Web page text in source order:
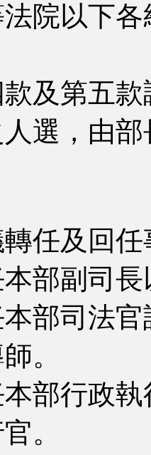
院以下
第五款
選，由
及回任
副司長
司法官
。
行政執
。